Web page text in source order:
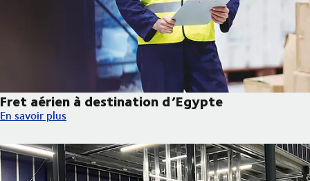
Fret aérien à destination d’Egypte
Fret aérien à destination d’Egypte
En savoir plus